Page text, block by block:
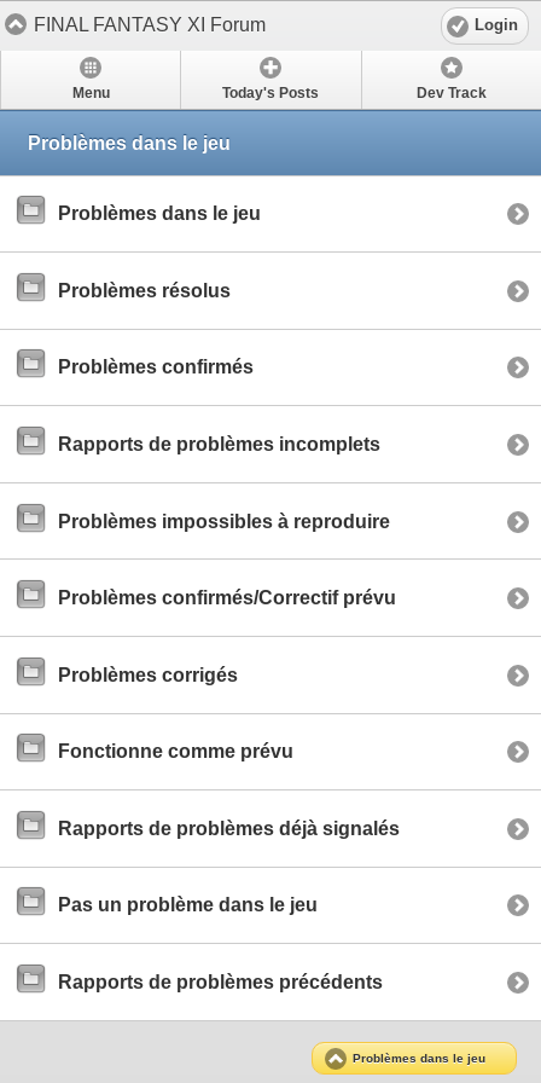
FINAL FANTASY XI Forum Login
Menu Today's Posts Dev Track
Problèmes dans le jeu
Problèmes dans le jeu
Problèmes résolus
Problèmes confirmés
Rapports de problèmes incomplets
Problèmes impossibles à reproduire
Problèmes confirmés/Correctif prévu
Problèmes corrigés
Fonctionne comme prévu
Rapports de problèmes déjà signalés
Pas un problème dans le jeu
Rapports de problèmes précédents
Problèmes dans le jeu